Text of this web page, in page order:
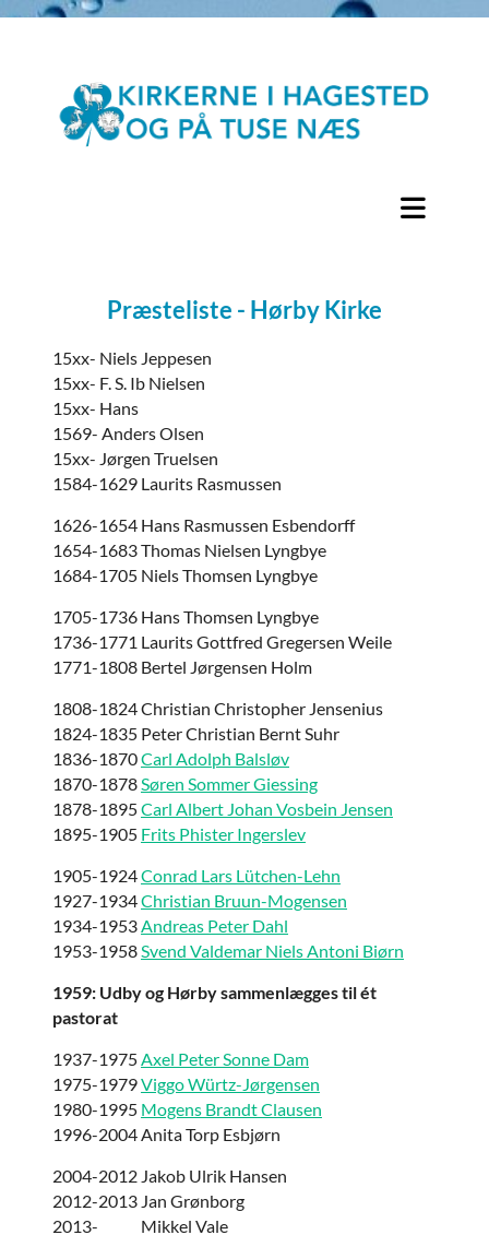
Præsteliste - Hørby Kirke
15xx- Niels Jeppesen
15xx- F. S. Ib Nielsen
15xx- Hans
1569- Anders Olsen
15xx- Jørgen Truelsen
1584-1629 Laurits Rasmussen
1626-1654 Hans Rasmussen Esbendorff
1654-1683 Thomas Nielsen Lyngbye
1684-1705 Niels Thomsen Lyngbye
1705-1736 Hans Thomsen Lyngbye
1736-1771 Laurits Gottfred Gregersen Weile
1771-1808 Bertel Jørgensen Holm
1808-1824 Christian Christopher Jensenius
1824-1835 Peter Christian Bernt Suhr
1836-1870Carl Adolph Balsløv
1870-1878 Søren Sommer Giessing
1878-1895Carl Albert Johan Vosbein Jensen
1895-1905 Frits Phister Ingerslev
1905-1924Conrad Lars Lütchen-Lehn
1927-1934Christian Bruun-Mogensen
1934-1953 Andreas Peter Dahl
1953-1958 Svend Valdemar Niels Antoni Biørn
1959: Udby og Hørby sammenlægges til ét
pastorat
1937-1975 Axel Peter Sonne Dam
1975-1979Viggo Würtz-Jørgensen
1980-1995 Mogens Brandt Clausen
1996-2004 Anita Torp Esbjørn
2004-2012 Jakob Ulrik Hansen
2012-2013 Jan Grønborg
2013- Mikkel Vale